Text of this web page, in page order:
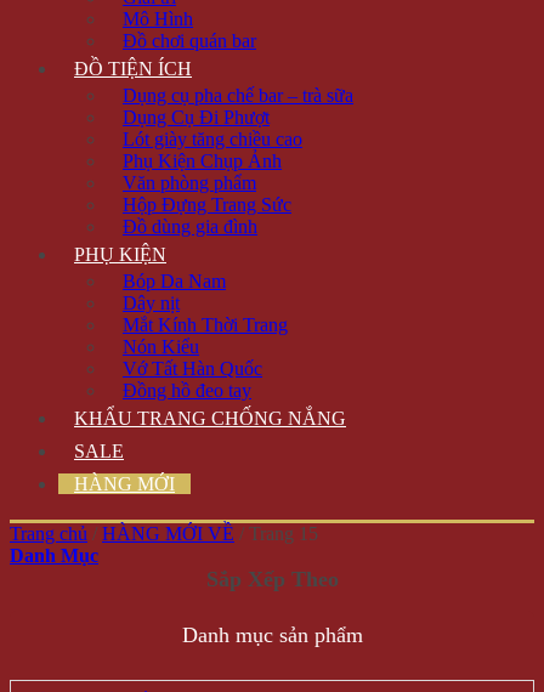
Mô Hình
Đồ chơi quán bar
ĐỒ TIỆN ÍCH
Dụng cụ pha chế bar – trà sữa
Dụng Cụ Đi Phượt
Lót giày tăng chiều cao
Phụ Kiện Chụp Ảnh
Văn phòng phẩm
Hộp Đựng Trang Sức
Đồ dùng gia đình
PHỤ KIỆN
Bóp Da Nam
Dây nịt
Mắt Kính Thời Trang
Nón Kiểu
Vớ Tất Hàn Quốc
Đồng hồ đeo tay
KHẨU TRANG CHỐNG NẮNG
SALE
HÀNG MỚI
Trang chủ / HÀNG MỚI VỀ / Trang 15
Danh Mục
Danh mục sản phẩm